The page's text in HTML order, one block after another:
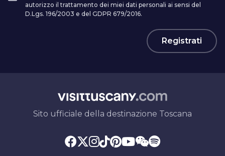
autorizzo il trattamento dei miei dati personali ai sensi del
D.Lgs. 196/2003 e del GDPR 679/2016.
Registrati
Sito ufficiale della destinazione Toscana